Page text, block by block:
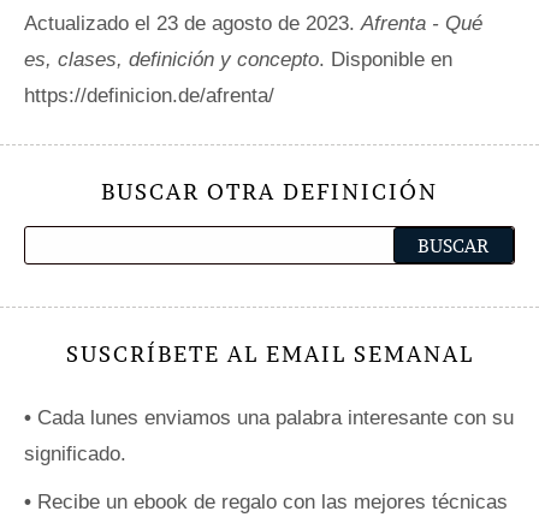
Actualizado el 23 de agosto de 2023. Afrenta - Qué
es, clases, definición y concepto. Disponible en
https://definicion.de/afrenta/
BUSCAR OTRA DEFINICIÓN
SUSCRÍBETE AL EMAIL SEMANAL
• Cada lunes enviamos una palabra interesante con su
significado.
• Recibe un ebook de regalo con las mejores técnicas